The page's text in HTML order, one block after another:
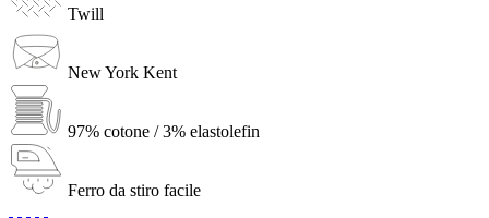
Twill
New York Kent
97% cotone / 3% elastolefin
Ferro da stiro facile